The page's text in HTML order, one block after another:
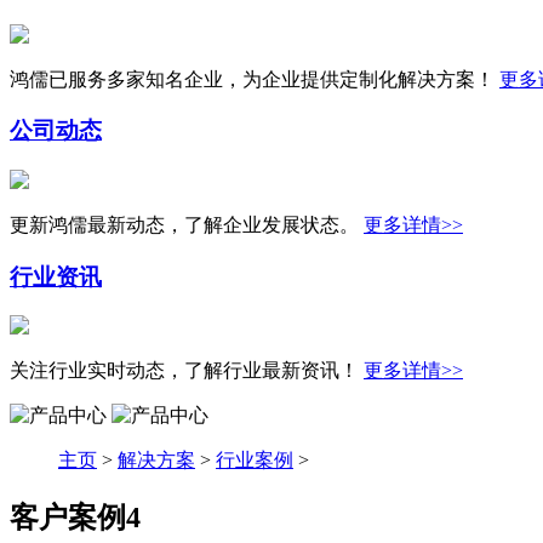
鸿儒已服务多家知名企业，为企业提供定制化解决方案！ 更多
公司动态
更新鸿儒最新动态，了解企业发展状态。 更多详情>>
行业资讯
关注行业实时动态，了解行业最新资讯！ 更多详情>>
主页 > 解决方案 > 行业案例 >
客户案例4